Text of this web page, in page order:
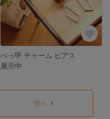
べっ甲 チャーム ピアス
展示中
次へ